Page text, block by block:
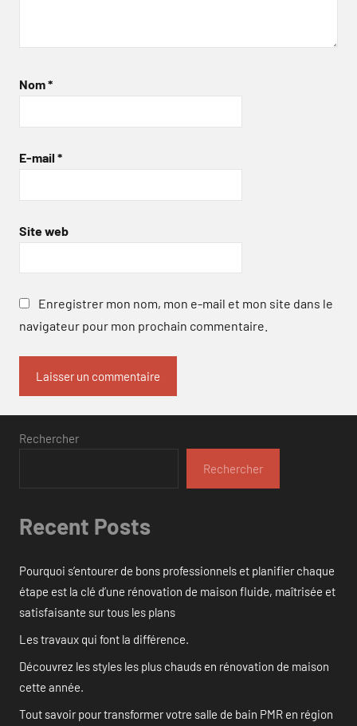
Nom*
E-mail *
Site web
Enregistrer mon nom, mon e-mail et mon site dans le
navigateur pour mon prochain commentaire.
Rechercher
Rechercher
Recent Posts
Pourquoi s’entourer de bons professionnels et planifier chaque
étape est la clé d’une rénovation de maison fluide, maîtrisée et
satisfaisante sur tous les plans
Les travaux qui font la différence.
Découvrez les styles les plus chauds en rénovation de maison
cette année.
Tout savoir pour transformer votre salle de bain PMR en région